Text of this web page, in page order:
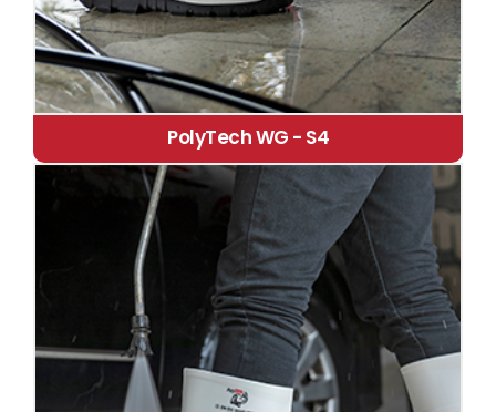
PolyTech WG - S4